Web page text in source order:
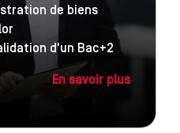
de biens
d'un Bac+2
En savoir plus